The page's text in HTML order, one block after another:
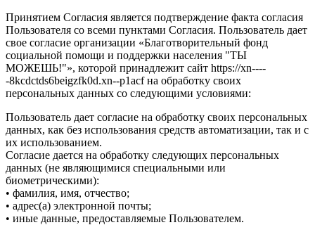
Принятием Согласия является подтверждение факта согласия
Пользователя со всеми пунктами Согласия. Пользователь дает
свое согласие организации «Благотворительный фонд
социальной помощи и поддержки населения "ТЫ
МОЖЕШЬ!"», которой принадлежит сайт https://xn----
-8kcdctds6beigzfk0d.xn--p1acf на обработку своих
персональных данных со следующими условиями:
Пользователь дает согласие на обработку своих персональных
данных, как без использования средств автоматизации, так и с
их использованием.
Согласие дается на обработку следующих персональных
данных (не являющимися специальными или
биометрическими):
• фамилия, имя, отчество;
• адрес(а) электронной почты;
• иные данные, предоставляемые Пользователем.